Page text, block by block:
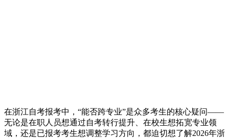
在浙江自考报考中，“能否跨专业”是众多考生的核心疑问——
无论是在职人员想通过自考转行提升、在校生想拓宽专业领
域，还是已报考考生想调整学习方向，都迫切想了解2026年浙